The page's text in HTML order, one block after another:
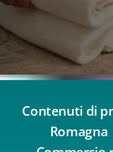
Contenuti di
Romagna